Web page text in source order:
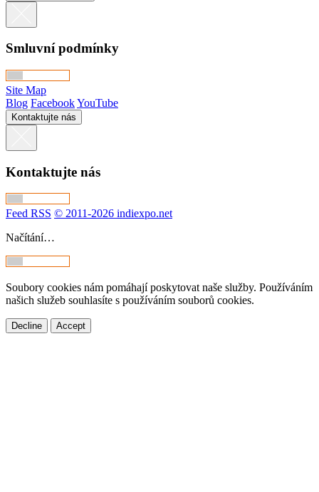
Smluvní podmínky
Site Map
Blog FacebookYouTube
Kontaktujte nás
Kontaktujte nás
Feed RSS © 2011-2026 indiexpo.net
Načítání…
Soubory cookies nám pomáhají poskytovat naše služby. Používáním
našich služeb souhlasíte s používáním souborů cookies.
Decline Accept